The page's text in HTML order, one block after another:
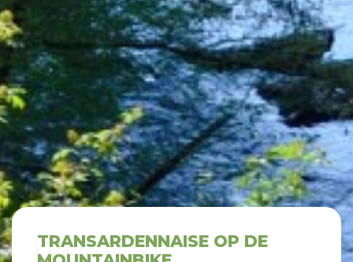
TRANSARDENNAISE OP DE